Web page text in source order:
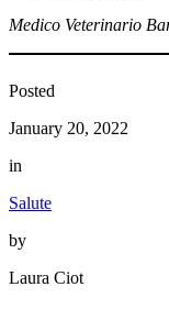
Medico Veterinario
Posted
January 20, 2022
in
Salute
by
Laura Ciot